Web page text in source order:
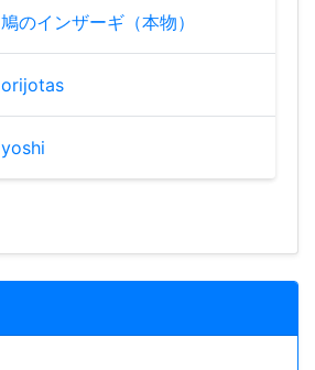
鳩のインザーギ（本物）
orijotas
yoshi